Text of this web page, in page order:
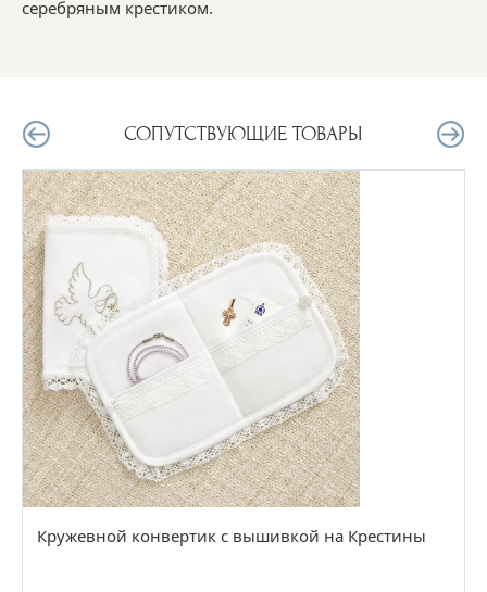
серебряным крестиком.
СОПУТСТВУЮЩИЕ ТОВАРЫ
Кружевной конвертик с вышивкой на Крестины